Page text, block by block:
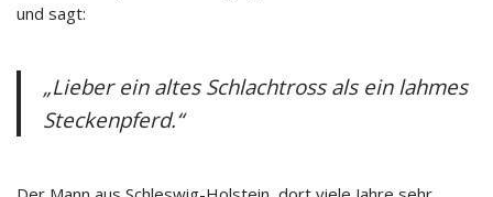
und sagt:
„Lieber ein altes Schlachtross als ein lahmes
Steckenpferd.“